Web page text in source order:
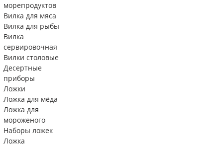
морепродуктов
Вилка для мяса
Вилка для рыбы
Вилка
сервировочная
Вилки столовые
Десертные
приборы
Ложки
Ложка для мёда
Ложка для
мороженого
Наборы ложек
Ложка